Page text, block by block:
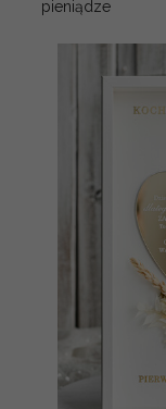
pieniądze